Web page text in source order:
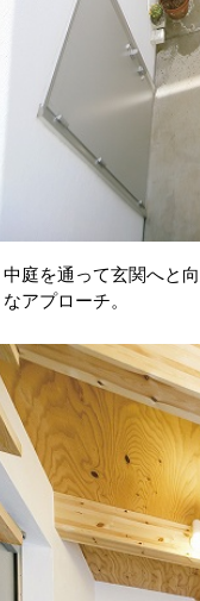
中庭を通って玄関へと
なアプローチ。